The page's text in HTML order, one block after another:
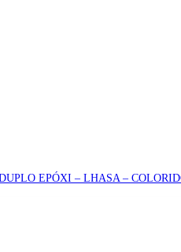
EPÓXI – LHASA –